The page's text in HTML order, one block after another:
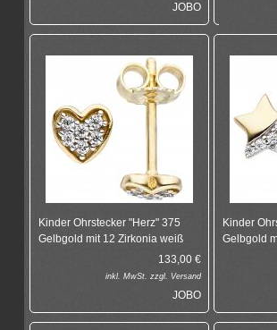
JOBO
Kinder Ohrstecker "Herz" 375
Gelbgold mit 12 Zirkonia weiß
133,00 €
inkl. MwSt. zzgl. Versand
JOBO
Kinder
Gelbgold